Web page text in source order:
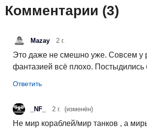
Комментарии (3)
Mazay 2 г.
Это даже не смешно уже. Совсем у
фантазией всё плохо. Постыдились
_NF_ 2 г. (изменён)
Не мир кораблей/мир танков , а